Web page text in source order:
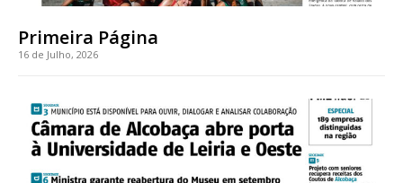
DIGITAL ANUAL
12 meses
Primeira Página
16 de Julho, 2026